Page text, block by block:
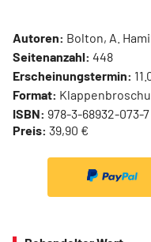
Autoren: Bolton, A.
Seitenanzahl: 448
Erscheinungstermin:
Format:
ISBN: 978-3-68932-073-7
Preis: 39,90 €